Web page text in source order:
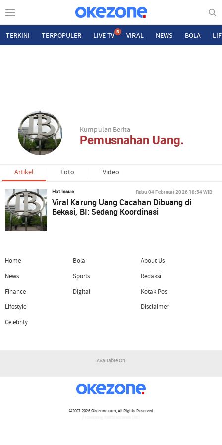
TERKINI TERPOPULER LIVE TV N VIRAL NEWS BOLA
Kumpulan Berita
Pemusnahan Uang.
Artikel Foto Video
Hot Issue Rabu 04 Februari 2026 18:54 WIB
Viral Karung Uang Cacahan Dibuang di
Bekasi, BI: Sedang Koordinasi
Home
News
Finance
Lifestyle
Celebrity
Bola
Sports
Digital
About Us
Redaksi
Kotak Pos
Disclaimer
Available On
©2007-2026Okezone.com, All Rights Reserved